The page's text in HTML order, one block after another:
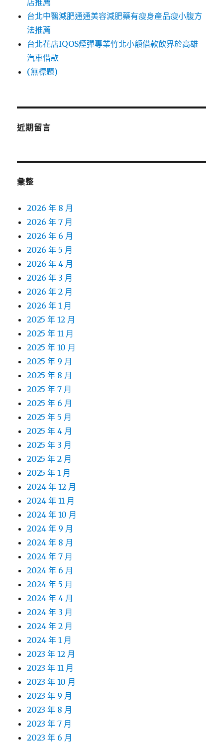
店推薦
台北中醫減肥通通美容減肥藥有瘦身產品瘦小腹方
法推薦
台北花店IQOS煙彈專業竹北小額借款飲界於高雄
汽車借款
(無標題)
近期留言
彙整
2026 年 8 月
2026 年 7 月
2026 年 6 月
2026 年 5 月
2026 年 4 月
2026 年 3 月
2026 年 2 月
2026 年 1 月
2025 年 12 月
2025 年 11 月
2025 年 10 月
2025 年 9 月
2025 年 8 月
2025 年 7 月
2025 年 6 月
2025 年 5 月
2025 年 4 月
2025 年 3 月
2025 年 2 月
2025 年 1 月
2024 年 12 月
2024 年 11 月
2024 年 10 月
2024 年 9 月
2024 年 8 月
2024 年 7 月
2024 年 6 月
2024 年 5 月
2024 年 4 月
2024 年 3 月
2024 年 2 月
2024 年 1 月
2023 年 12 月
2023 年 11 月
2023 年 10 月
2023 年 9 月
2023 年 8 月
2023 年 7 月
2023 年 6 月